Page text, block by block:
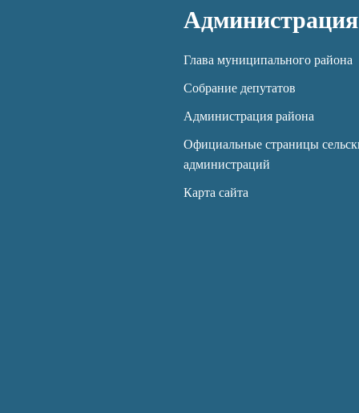
Администрация
Глава муниципального района
Собрание депутатов
Администрация района
Официальные страницы
администраций
Карта сайта